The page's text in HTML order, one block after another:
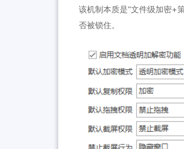
该机制本质是“文件级加密+
否被锁住。